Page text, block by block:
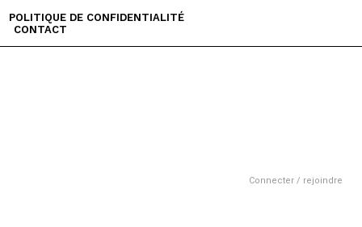
POLITIQUE DE CONFIDENTIALITÉ
CONTACT
Connecter / rejoindre